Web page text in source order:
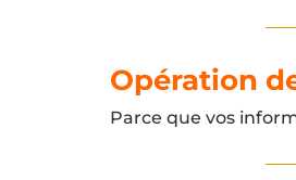
Opération
Parce que vos